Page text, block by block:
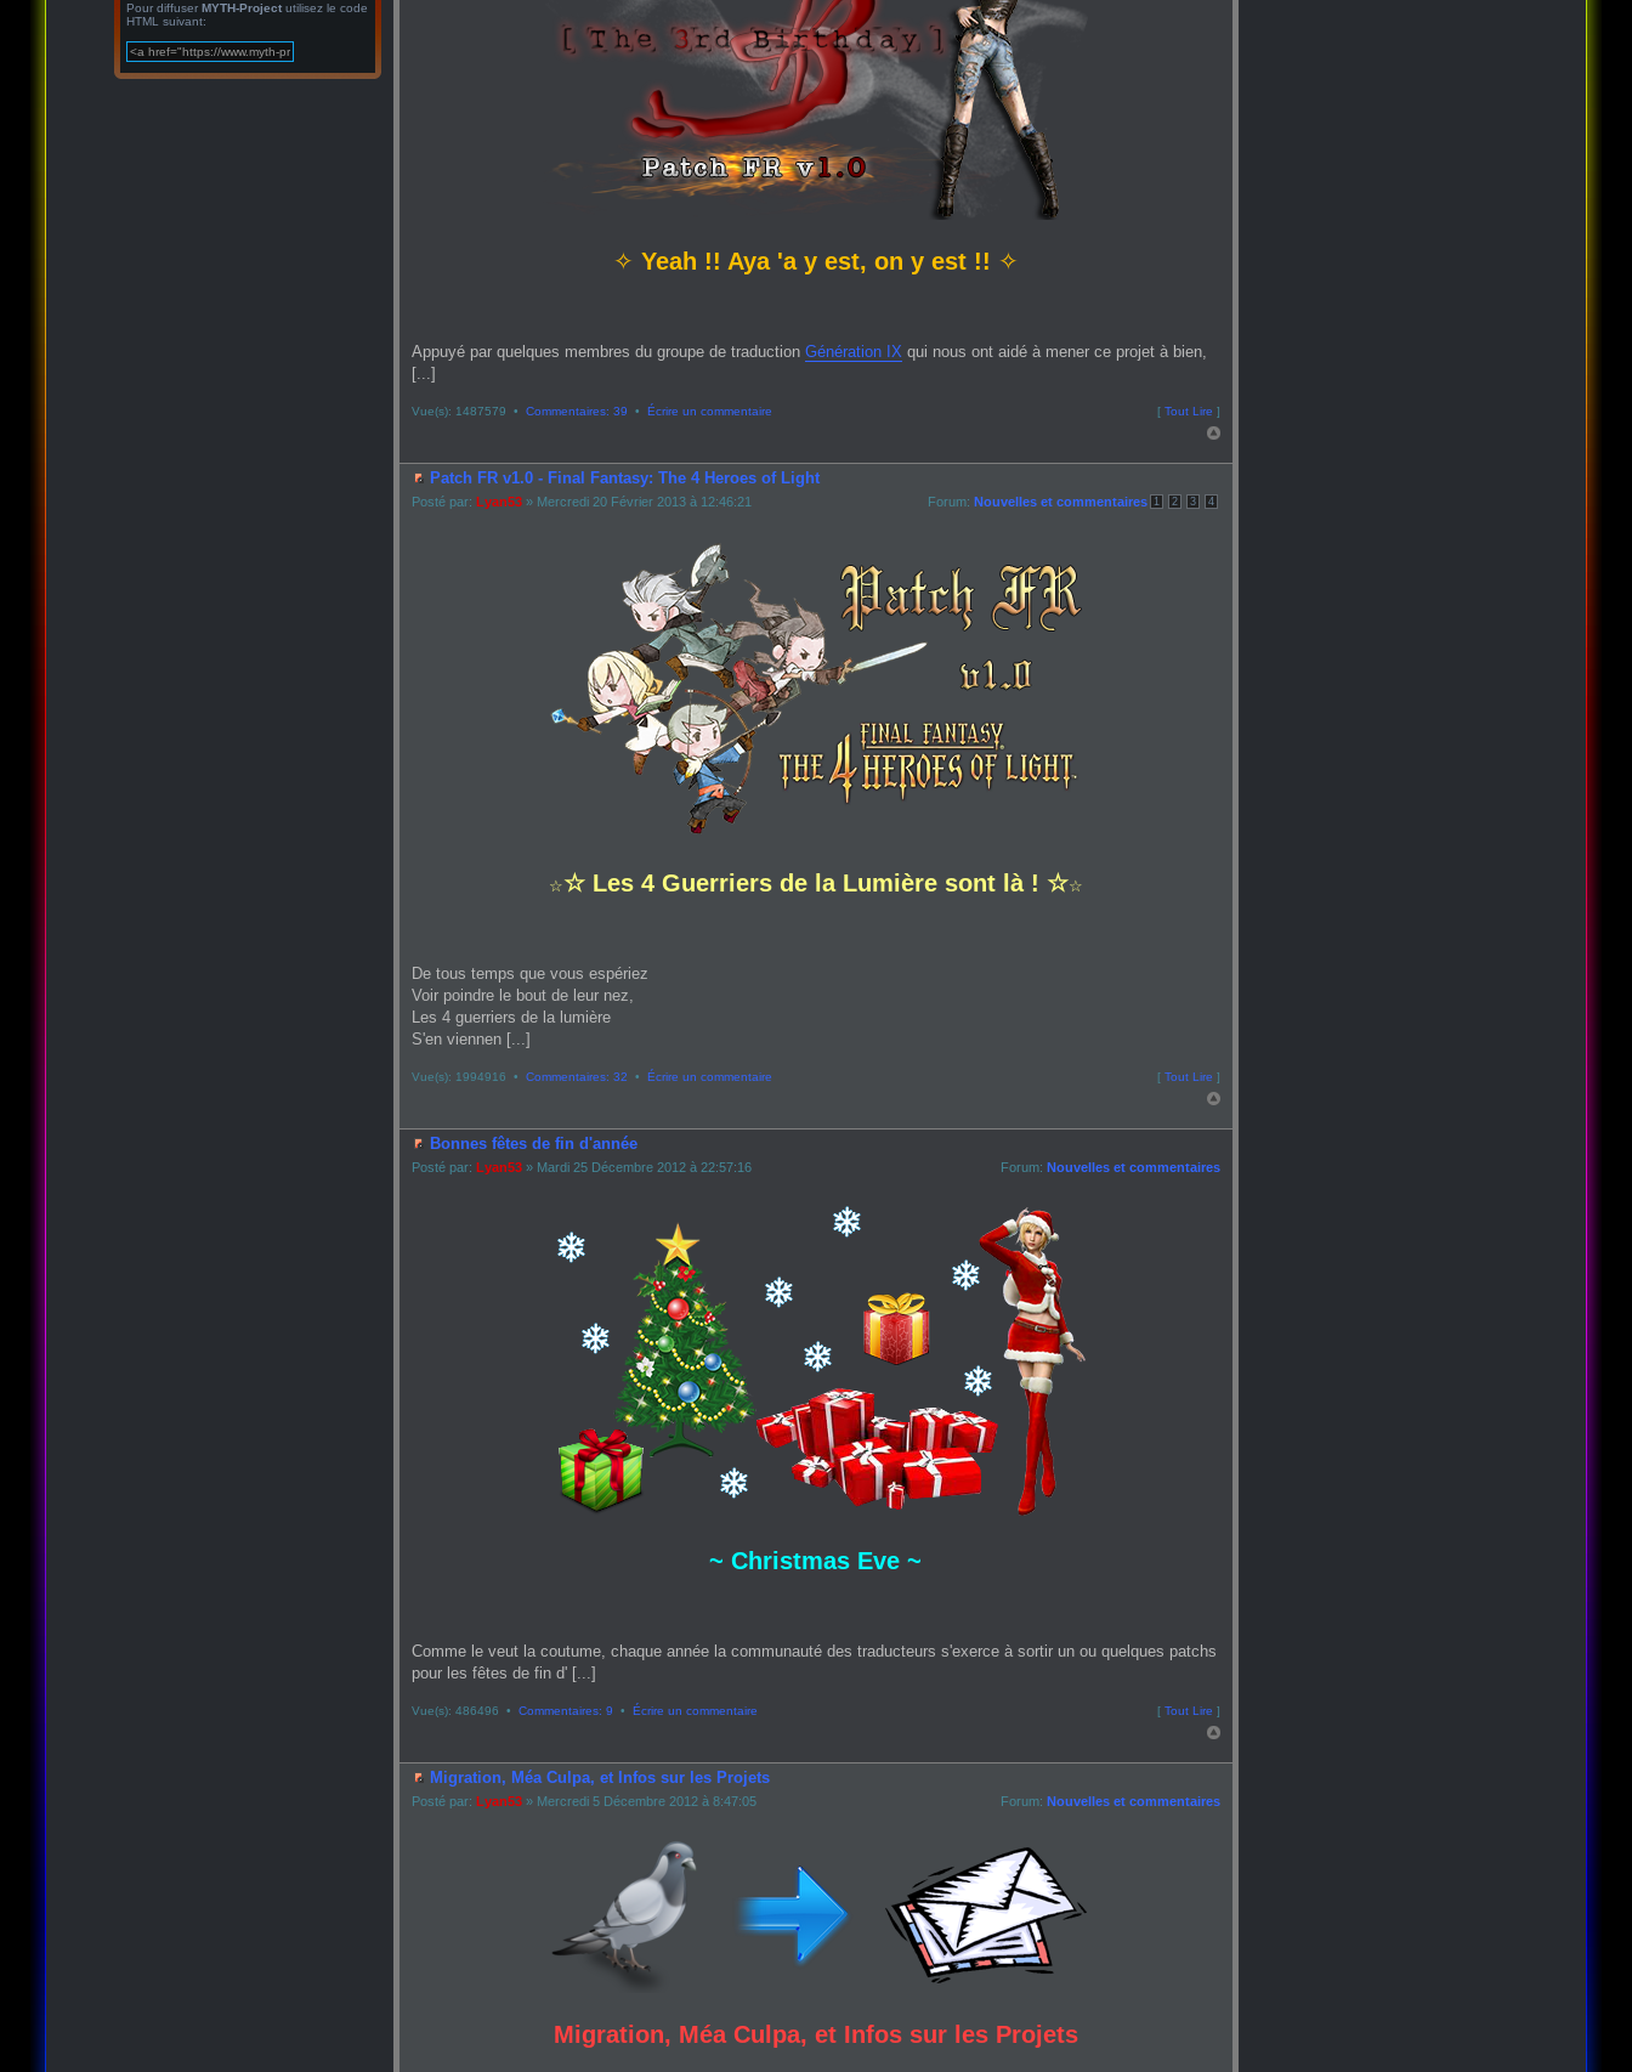
Pour diffuser MYTH-Projectutilisez le code
HTML suivant:
✧ Yeah !! Aya 'a y est, on y est !! ✧
Appuyé par quelques membres du groupe de traduction Génération IX qui nous ont aidé à mener ce projet à bien,
[...]
Vue(s): 1487579 • Commentaires: 39 • Écrire un commentaire [ Tout Lire ]
Patch FR v1.0 - Final Fantasy: The 4 Heroes of Light
1 2 3 4
Posté par: Lyan53» Mercredi 20 Février 2013 à 12:46:21 Forum: Nouvelles et commentaires
☆☆ Les 4 Guerriers de la Lumière sont là ! ☆☆
De tous temps que vous espériez
Voir poindre le bout de leur nez,
Les 4 guerriers de la lumière
S'en viennen [...]
Vue(s): 1994916 • Commentaires: 32 • Écrire un commentaire [ Tout Lire ]
Bonnes fêtes de fin d'année
Posté par: Lyan53» Mardi 25 Décembre 2012 à 22:57:16 Forum: Nouvelles et commentaires
~ Christmas Eve ~
Comme le veut la coutume, chaque année la communauté des traducteurs s'exerce à sortir un ou quelques patchs
pour les fêtes de fin d' [...]
Vue(s): 486496 • Commentaires: 9 • Écrire un commentaire [ Tout Lire ]
Migration, Méa Culpa, et Infos sur les Projets
Posté par: Lyan53» Mercredi 5 Décembre 2012 à 8:47:05 Forum: Nouvelles et commentaires
Migration, Méa Culpa, et Infos sur les Projets